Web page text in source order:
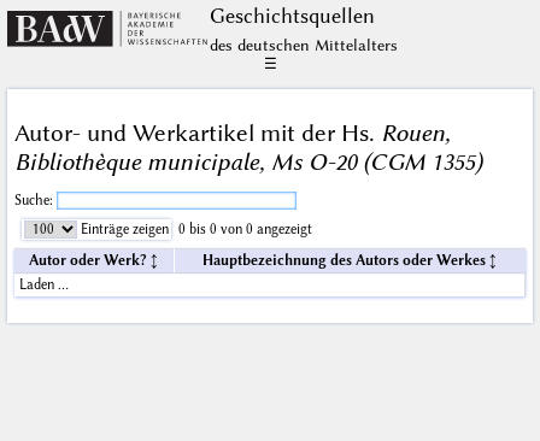
Geschichts­quellen
des deutschen Mittelalters
☰
Autor- und Werkartikel mit der Hs. Rouen,
Bibliothèque municipale, Ms O-20 (CGM 1355)
Suche:
Einträge zeigen
0 bis 0 von 0 angezeigt
Autor oder Werk?
Hauptbezeichnung des Autors oder Werkes
Laden …